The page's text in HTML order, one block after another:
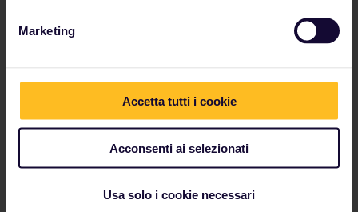
Marketing
Accetta tutti i cookie
Acconsenti ai selezionati
Usa solo i cookie necessari
Interlaken è ben collegata con il resto della Svizzera.
I treni regionali ti portano da lì a Lauterbrunnen in un
attimo.